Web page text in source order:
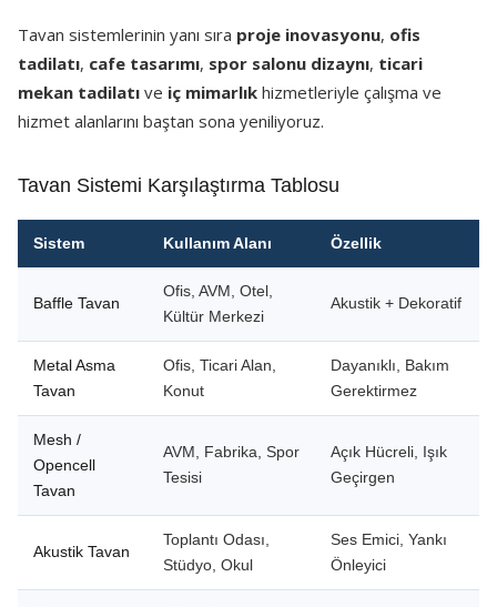
Tavan sistemlerinin yanı sıra proje inovasyonu, ofis
tadilatı, cafe tasarımı, spor salonu dizaynı, ticari
mekan tadilatı ve iç mimarlık hizmetleriyle çalışma ve
hizmet alanlarını baştan sona yeniliyoruz.
Tavan Sistemi Karşılaştırma Tablosu
Sistem Kullanım Alanı Özellik
Baffle Tavan
Ofis, AVM, Otel,
Kültür Merkezi
Akustik + Dekoratif
Metal Asma
Tavan
Ofis, Ticari Alan,
Konut
Dayanıklı, Bakım
Gerektirmez
Mesh /
Opencell
Tavan
AVM, Fabrika, Spor
Tesisi
Açık Hücreli, Işık
Geçirgen
Akustik Tavan
Toplantı Odası,
Stüdyo, Okul
Ses Emici, Yankı
Önleyici